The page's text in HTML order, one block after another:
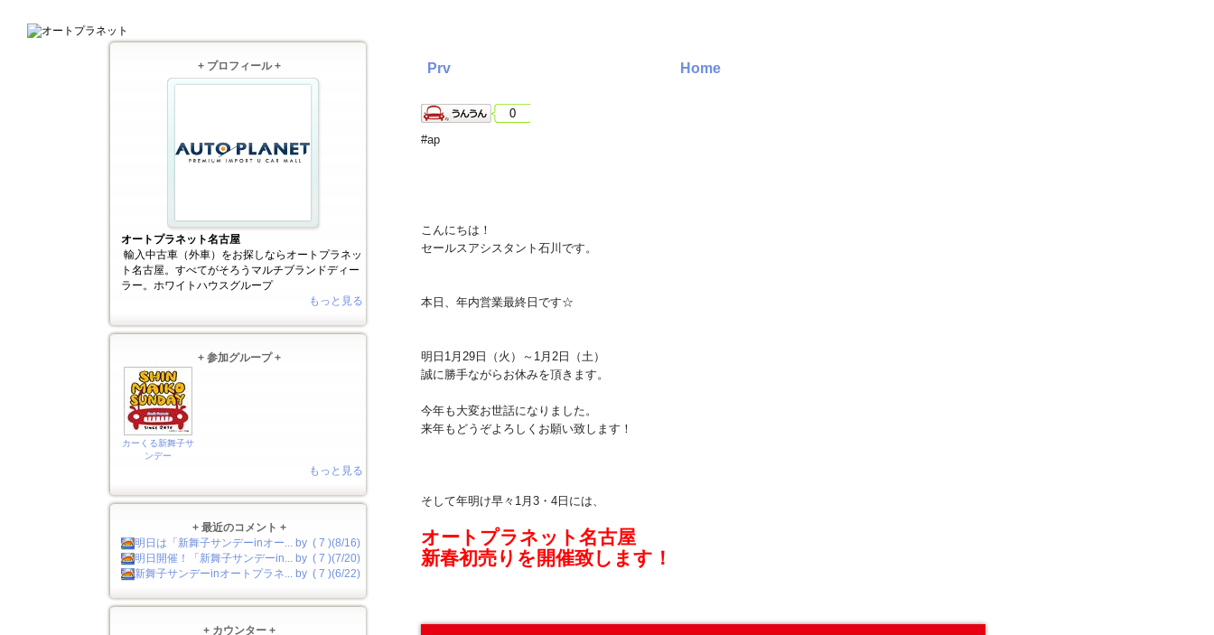
+ プロフィール +
オートプラネット名古屋
輸入中古車（外車）をお探しならオートプラネッ
ト名古屋。すべてがそろうマルチブランドディー
ラー。ホワイトハウスグループ
もっと見る
+ 参加グループ +
カーくる新舞子サ
ンデー
もっと見る
+ 最近のコメント +
明日は「新舞子サンデーinオー... by ( 7 )(8/16)
明日開催！「新舞子サンデーin... by ( 7 )(7/20)
新舞子サンデーinオートプラネ... by ( 7 )(6/22)
+ カウンター +
Prv Home
0
#ap
こんにちは！
セールスアシスタント石川です。
本日、年内営業最終日です☆
明日1月29日（火）～1月2日（土）
誠に勝手ながらお休みを頂きます。
今年も大変お世話になりました。
来年もどうぞよろしくお願い致します！
そして年明け早々1月3・4日には、
オートプラネット名古屋
新春初売りを開催致します！